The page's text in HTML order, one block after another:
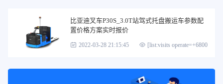
比亚迪叉车P30S_3.0T站驾式托盘搬运车参数配
置价格方案实时报价
2022-03-28 21:15:45 [list:visits operate=+6800]